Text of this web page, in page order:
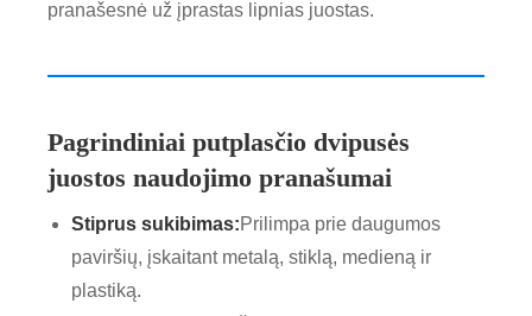
pranašesnė už įprastas lipnias juostas.
Pagrindiniai putplasčio dvipusės
juostos naudojimo pranašumai
Stiprus sukibimas:Prilimpa prie daugumos
paviršių, įskaitant metalą, stiklą, medieną ir
plastiką.